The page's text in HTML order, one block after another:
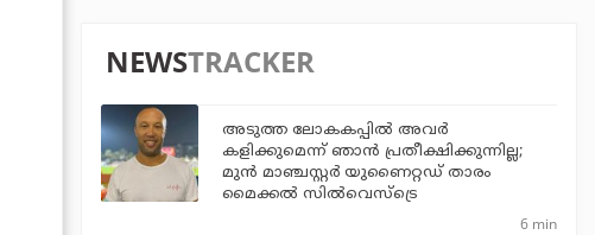
NEWSTRACKER
അടുത്ത ലോകകപ്പില്‍ അവര്‍
കളിക്കുമെന്ന് ഞാന്‍ പ്രതീക്ഷിക്കുന്നില്ല;
മുന്‍ മാഞ്ചസ്റ്റര്‍ യുണൈറ്റഡ് താരം
മൈക്കൽ സില്‍വെസ്‌ട്രെ
6 min